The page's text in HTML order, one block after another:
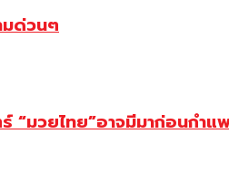
มด่วนๆ
“มวยไทย”อาจมีมาก่อนกำ